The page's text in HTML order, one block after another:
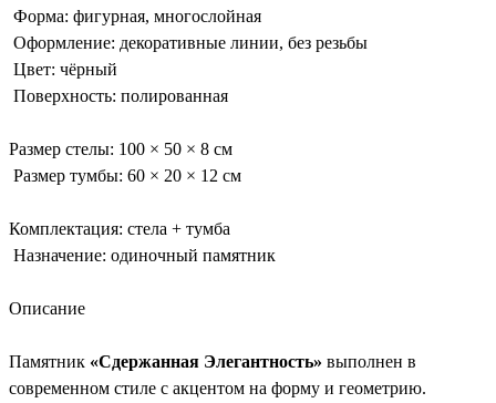
Форма: фигурная, многослойная
Оформление: декоративные линии, без резьбы
Цвет: чёрный
Поверхность: полированная
Размер стелы: 100 × 50 × 8 см
Размер тумбы: 60 × 20 × 12 см
Комплектация: стела + тумба
Назначение: одиночный памятник
Описание
Памятник «Сдержанная Элегантность» выполнен в
современном стиле с акцентом на форму и геометрию.